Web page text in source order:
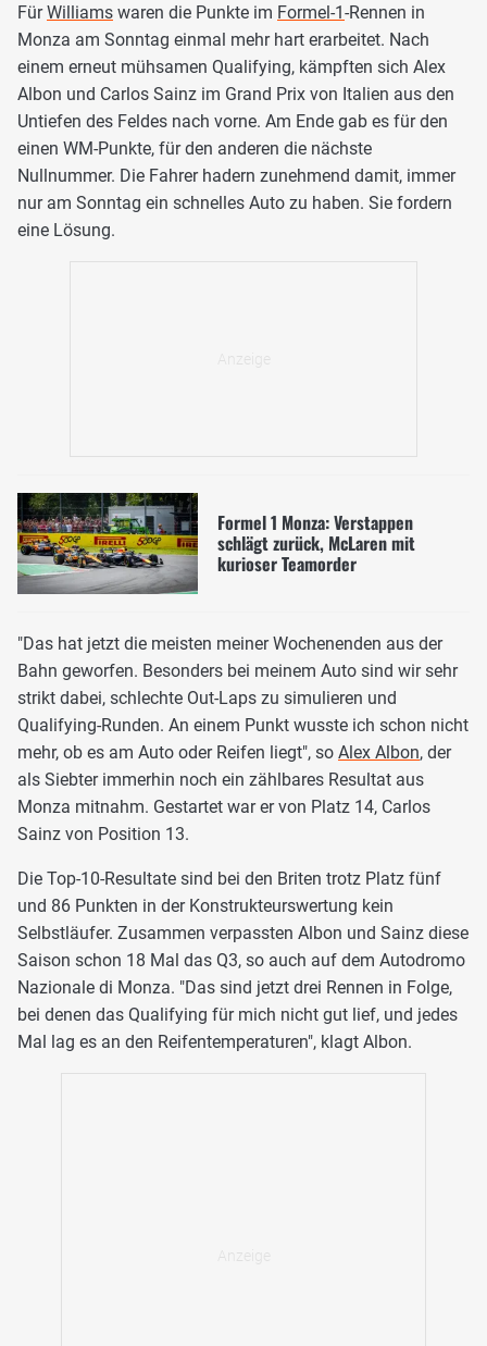
FürWilliams waren die Punkte im Formel-1-Rennen in
Monza am Sonntag einmal mehr hart erarbeitet. Nach
einem erneut mühsamen Qualifying, kämpften sich Alex
Albon und Carlos Sainz im Grand Prix von Italien aus den
Untiefen des Feldes nach vorne. Am Ende gab es für den
einen WM-Punkte, für den anderen die nächste
Nullnummer. Die Fahrer hadern zunehmend damit, immer
nur am Sonntag ein schnelles Auto zu haben. Sie fordern
eine Lösung.
Formel 1 Monza: Verstappen
schlägt zurück, McLaren mit
kurioser Teamorder
"Das hat jetzt die meisten meiner Wochenenden aus der
Bahn geworfen. Besonders bei meinem Auto sind wir sehr
strikt dabei, schlechte Out-Laps zu simulieren und
Qualifying-Runden. An einem Punkt wusste ich schon nicht
mehr, ob es am Auto oder Reifen liegt", so Alex Albon, der
als Siebter immerhin noch ein zählbares Resultat aus
Monza mitnahm. Gestartet war er von Platz 14, Carlos
Sainz von Position 13.
Die Top-10-Resultate sind bei den Briten trotz Platz fünf
und 86 Punkten in der Konstrukteurswertung kein
Selbstläufer. Zusammen verpassten Albon und Sainz diese
Saison schon 18 Mal das Q3, so auch auf dem Autodromo
Nazionale di Monza. "Das sind jetzt drei Rennen in Folge,
bei denen das Qualifying für mich nicht gut lief, und jedes
Mal lag es an den Reifentemperaturen", klagt Albon.